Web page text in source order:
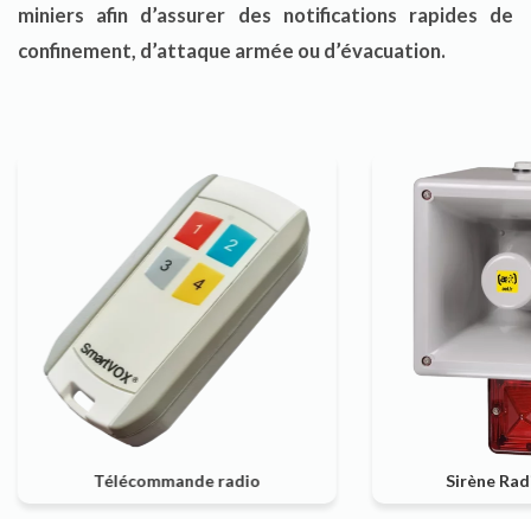
miniers afin d’assurer des notifications rapides de
confinement, d’attaque armée ou d’évacuation.
Sirène Radio avec Feu